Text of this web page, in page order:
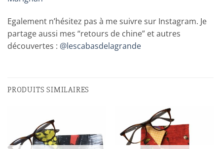
Egalement n’hésitez pas à me suivre sur Instagram. Je
partage aussi mes “retours de chine” et autres
découvertes : @lescabasdelagrande
PRODUITS SIMILAIRES